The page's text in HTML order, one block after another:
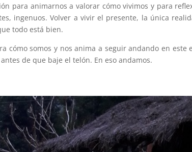
para animarnos a valorar cómo vivimos y para
ingenuos. Volver a vivir el presente, la única
todo está bien.
cómo somos y nos anima a seguir andando en este
de que baje el telón. En eso andamos.